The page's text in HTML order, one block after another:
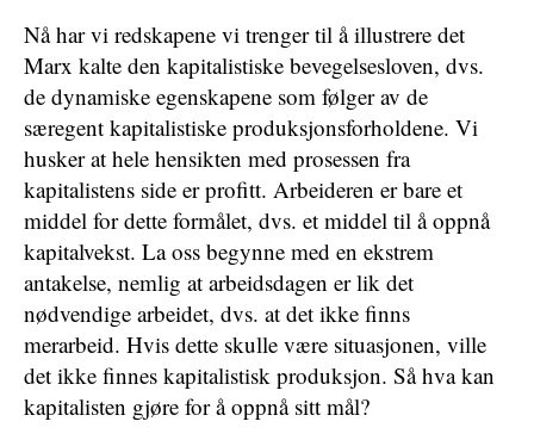
Nå har vi redskapene vi trenger til å illustrere det
Marx kalte den kapitalistiske bevegelsesloven, dvs.
de dynamiske egenskapene som følger av de
særegent kapitalistiske produksjonsforholdene. Vi
husker at hele hensikten med prosessen fra
kapitalistens side er profitt. Arbeideren er bare et
middel for dette formålet, dvs. et middel til å oppnå
kapitalvekst. La oss begynne med en ekstrem
antakelse, nemlig at arbeidsdagen er lik det
nødvendige arbeidet, dvs. at det ikke finns
merarbeid. Hvis dette skulle være situasjonen, ville
det ikke finnes kapitalistisk produksjon. Så hva kan
kapitalisten gjøre for å oppnå sitt mål?